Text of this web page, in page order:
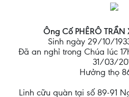
Ông Cố PHÊRÔ
Sinh ngày 29/10/
Đã an nghỉ trong Chúa lúc
31/03/
Hưởng thọ
Linh cữu quàn tại số 89-91